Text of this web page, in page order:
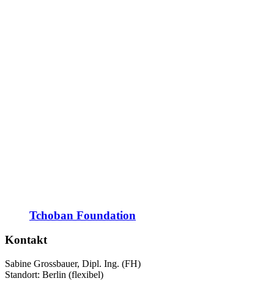
Tchoban Foundation
Kontakt
Sabine Grossbauer, Dipl. Ing. (FH)
Standort: Berlin (flexibel)